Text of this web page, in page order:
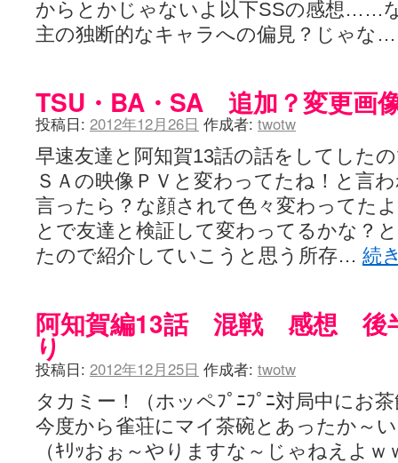
からとかじゃないよ以下SSの感想……
主の独断的なキャラへの偏見？じゃな
TSU・BA・SA 追加？変更画
投稿日: 2012年12月26日 作成者: twotw
早速友達と阿知賀13話の話をしてした
ＳＡの映像ＰＶと変わってたね！と言
言ったら？な顔されて色々変わってた
とで友達と検証して変わってるかな？
たので紹介していこうと思う所存… 続
阿知賀編13話 混戦 感想 後
り
投稿日: 2012年12月25日 作成者: twotw
タカミー！（ホッペﾌﾟﾆﾌﾟﾆ対局中にお
今度から雀荘にマイ茶碗とあったか～
（ｷﾘｯおぉ～やりますな～じゃねえよ